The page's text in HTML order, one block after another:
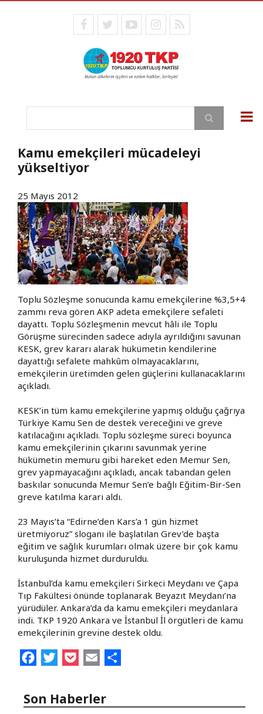
facebooktwitteryoutubeinstagram
RSS
Ara
Kamu emekçileri mücadeleyi
yükseltiyor
25 Mayıs 2012
Toplu Sözleşme sonucunda kamu emekçilerine %3,5+4
zammı reva gören AKP adeta emekçilere sefaleti
dayattı. Toplu Sözleşmenin mevcut hâli ile Toplu
Görüşme sürecinden sadece adıyla ayrıldığını savunan
KESK, grev kararı alarak hükümetin kendilerine
dayattığı sefalete mahkûm olmayacaklarını,
emekçilerin üretimden gelen güçlerini kullanacaklarını
açıkladı.
KESK’in tüm kamu emekçilerine yapmış olduğu çağrıya
Türkiye Kamu Sen de destek vereceğini ve greve
katılacağını açıkladı. Toplu sözleşme süreci boyunca
kamu emekçilerinin çıkarını savunmak yerine
hükümetin memuru gibi hareket eden Memur Sen,
grev yapmayacağını açıkladı, ancak tabandan gelen
baskılar sonucunda Memur Sen’e bağlı Eğitim-Bir-Sen
greve katılma kararı aldı.
23 Mayıs’ta “Edirne’den Kars’a 1 gün hizmet
üretmiyoruz” sloganı ile başlatılan Grev’de başta
eğitim ve sağlık kurumları olmak üzere bir çok kamu
kuruluşunda hizmet durduruldu.
İstanbul’da kamu emekçileri Sirkeci Meydanı ve Çapa
Tıp Fakültesi önünde toplanarak Beyazıt Meydanı’na
yürüdüler. Ankara’da da kamu emekçileri meydanlara
indi. TKP 1920 Ankara ve İstanbul İl örgütleri de kamu
emekçilerinin grevine destek oldu.
FacebookTwitterPocketEmail
Son Haberler